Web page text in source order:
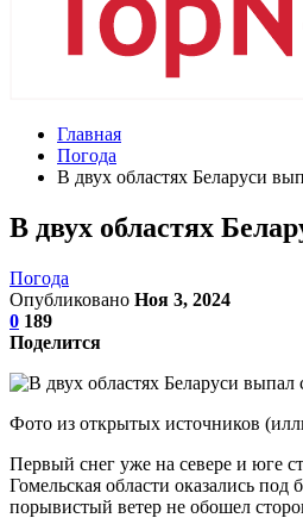
Главная
Погода
В двух областях Беларуси
В двух областях
Погода
Опубликовано Ноя 3, 2024
0 189
Поделится
Фото из открытых источников
Первый снег уже на севере и юге
Гомельская области оказались
порывистый ветер не обошел